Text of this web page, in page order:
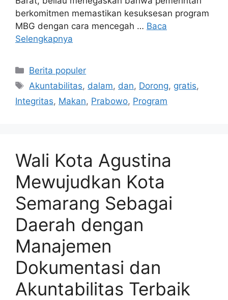
berkomitmen memastikan kesuksesan program
MBG dengan cara mencegah … Baca
Selengkapnya
Kategori
Berita populer
Tag
Akuntabilitas, dalam, dan, Dorong, gratis,
Integritas, Makan, Prabowo, Program
Wali Kota Agustina
Mewujudkan Kota
Semarang Sebagai
Daerah dengan
Manajemen
Dokumentasi dan
Akuntabilitas Terbaik